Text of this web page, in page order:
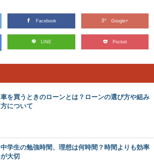
クレーンゲームの攻略法！箱落としで使える
技とポイント
初心者向けの高菜の漬物の簡単な漬け方とア
レンジレシピをご紹介
Facebook Google+
LINE Pocket
車を買うときのローンとは？ローンの選び方や組み
方について
中学生の勉強時間、理想は何時間？時間よりも効率
が大切